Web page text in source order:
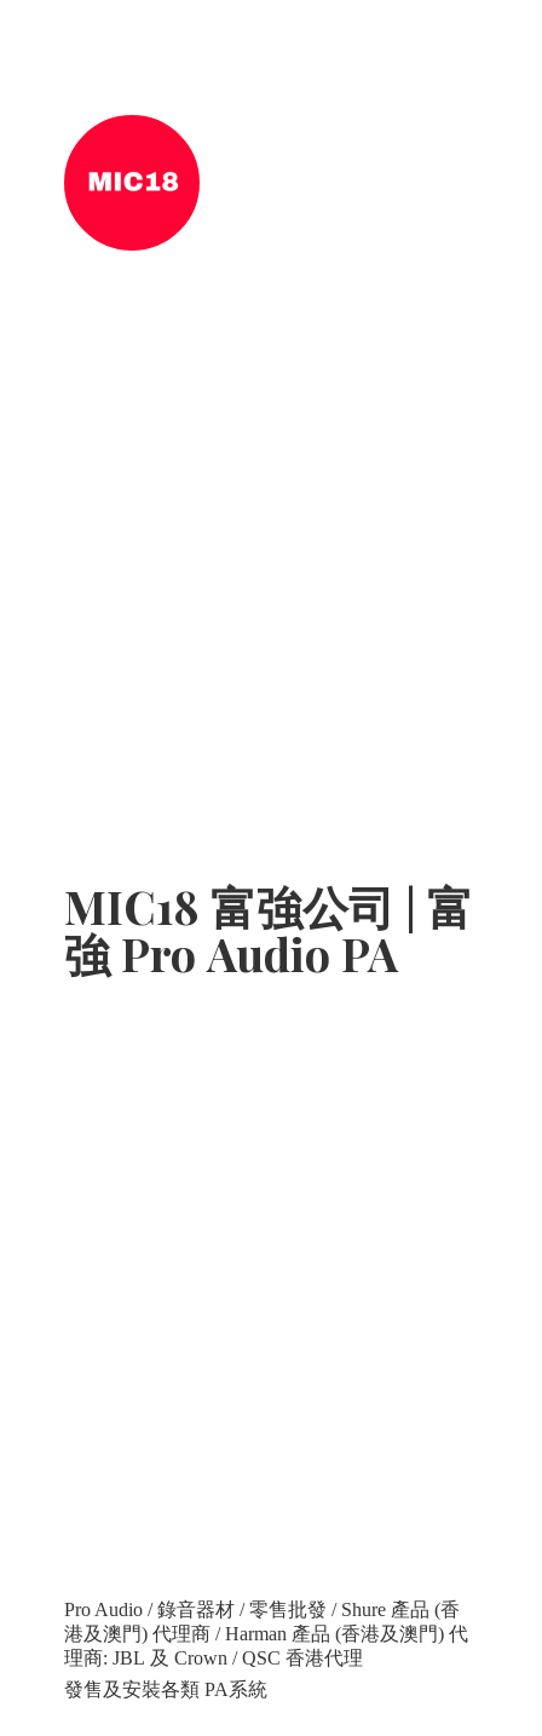
MIC18 富強公司 | 富
強 Pro Audio PA
Pro Audio / 錄音器材 / 零售批發 / Shure 產品 (香
港及澳門) 代理商 / Harman 產品 (香港及澳門) 代
理商: JBL 及 Crown / QSC 香港代理
發售及安裝各類 PA系統